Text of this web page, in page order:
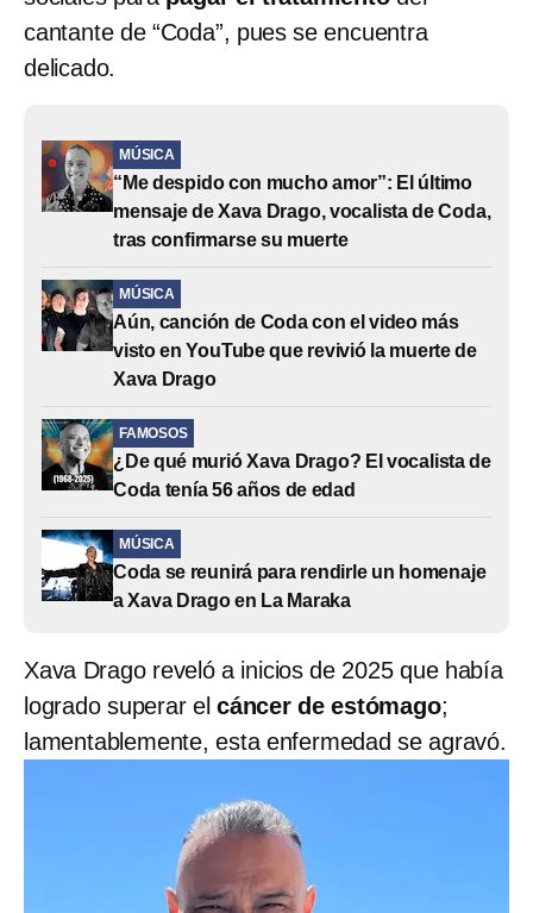
cantante de “Coda”, pues se encuentra
delicado.
MÚSICA
“Me despido con mucho amor”: El último
mensaje de Xava Drago, vocalista de Coda,
tras confirmarse su muerte
MÚSICA
Aún, canción de Coda con el video más
visto en YouTube que revivió la muerte de
Xava Drago
FAMOSOS
¿De qué murió Xava Drago? El vocalista de
Coda tenía 56 años de edad
MÚSICA
Coda se reunirá para rendirle un homenaje
a Xava Drago en La Maraka
Xava Drago reveló a inicios de 2025 que había
logrado superar elcáncer de estómago;
lamentablemente, esta enfermedad se agravó.